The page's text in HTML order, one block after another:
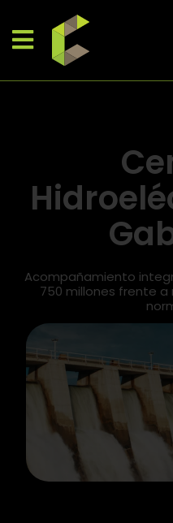
Acompañamiento
750 millones frente